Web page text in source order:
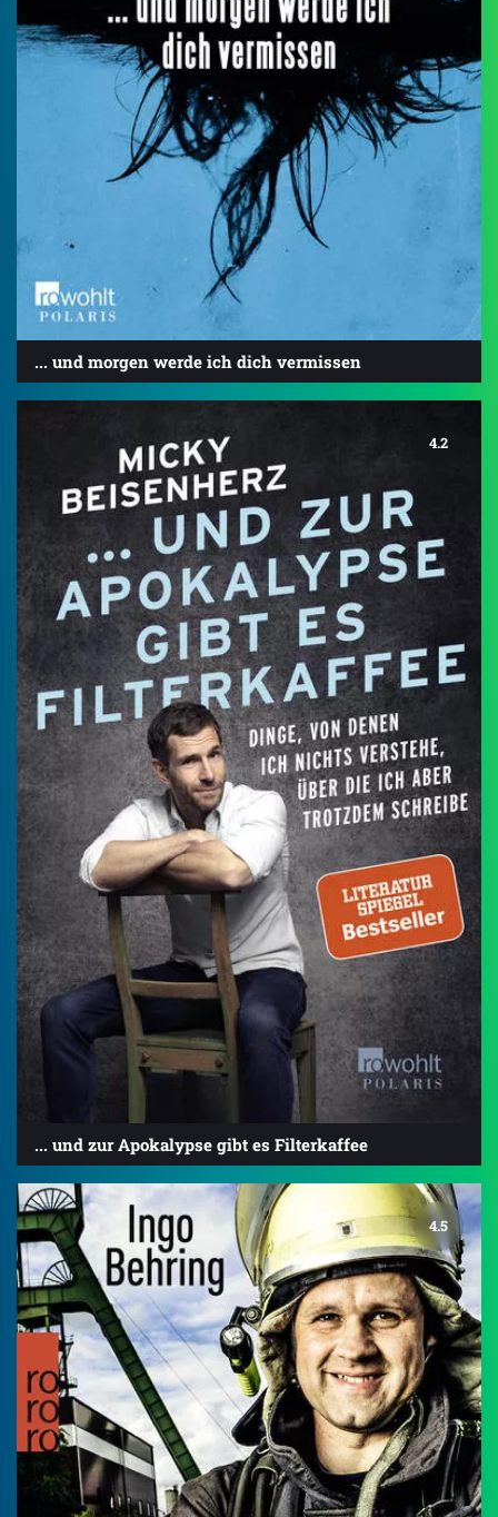
... und morgen werde ich dich vermissen
4.2
... und zur Apokalypse gibt es Filterkaffee
4.5